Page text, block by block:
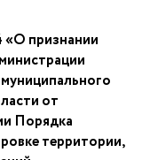
признании
от
Порядка
территории,